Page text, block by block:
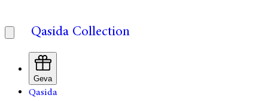
Qasida Collection
Geva
Qasida